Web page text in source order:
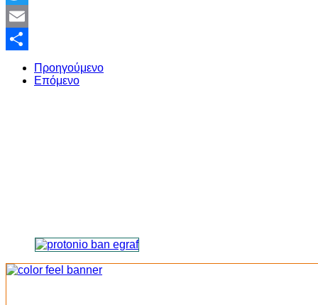
Twitter
Email
Share
Προηγούμενο
Επόμενο